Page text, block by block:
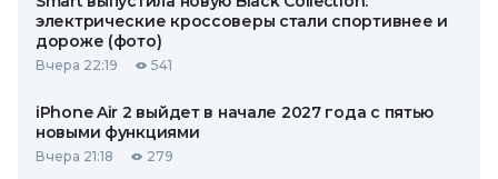
электрические кроссоверы стали спортивнее и
дороже (фото)
Вчера 22:19 541
iPhone Air 2 выйдет в начале 2027 года с пятью
новыми функциями
Вчера 21:18 279